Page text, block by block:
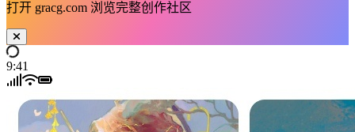
打开 gracg.com 浏览完整创作社区
9:41